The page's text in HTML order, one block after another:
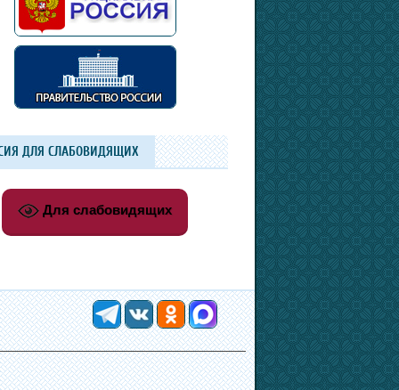
ДЛЯ СЛАБОВИДЯЩИХ
Для слабовидящих